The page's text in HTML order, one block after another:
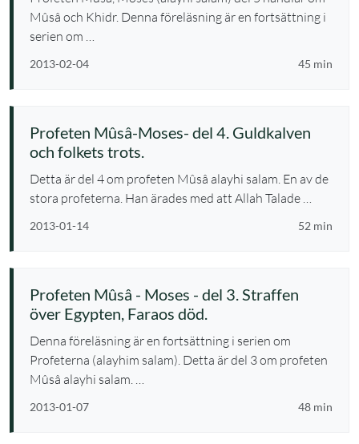
Mûsâ och Khidr. Denna föreläsning är en fortsättning i
serien om …
2013-02-04 45 min
Profeten Mûsâ-Moses- del 4. Guldkalven
och folkets trots.
Detta är del 4 om profeten Mûsâ alayhi salam. En av de
stora profeterna. Han ärades med att Allah Talade …
2013-01-14 52 min
Profeten Mûsâ - Moses - del 3. Straffen
över Egypten, Faraos död.
Denna föreläsning är en fortsättning i serien om
Profeterna (alayhim salam). Detta är del 3 om profeten
Mûsâ alayhi salam. …
2013-01-07 48 min